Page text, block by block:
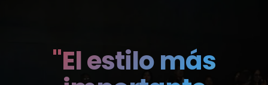
"El estilo más